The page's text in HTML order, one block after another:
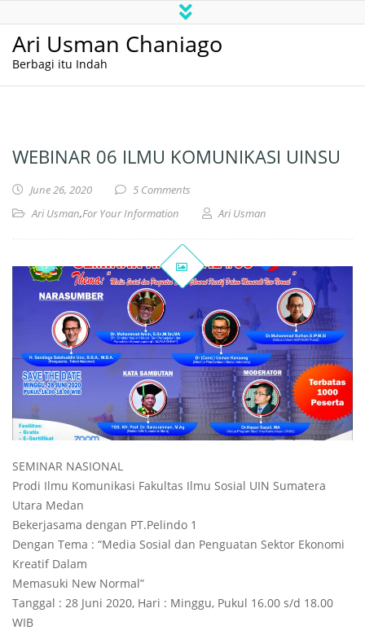
Ari Usman Chaniago
Berbagi itu Indah
WEBINAR 06 ILMU KOMUNIKASI UINSU
June 26, 2020
5 Comments
Ari Usman,For Your Information Ari Usman
SEMINAR NASIONAL
Prodi Ilmu Komunikasi Fakultas Ilmu Sosial UIN Sumatera
Utara Medan
Bekerjasama dengan PT.Pelindo 1
Dengan Tema : “Media Sosial dan Penguatan Sektor Ekonomi
Kreatif Dalam
Memasuki New Normal”
Tanggal : 28 Juni 2020, Hari : Minggu, Pukul 16.00 s/d 18.00
WIB